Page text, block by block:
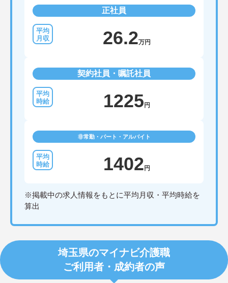
正社員
26.2万円
契約社員・嘱託社員
1225円
非常勤・パート・アルバイト
1402円
※掲載中の求人情報をもとに平均月収・平均時給を
算出
埼玉県のマイナビ介護職
ご利用者・成約者の声